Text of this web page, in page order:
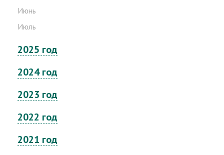
Июнь
Июль
2025 год
2024 год
2023 год
2022 год
2021 год